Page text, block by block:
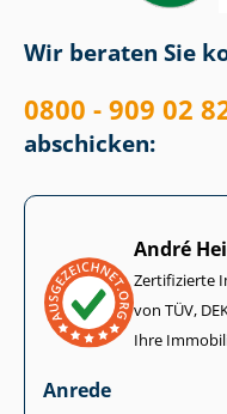
Wir beraten Sie
0800 - 909 02
abschicken:
André
Zertifizierte
von TÜV,
Ihre
Anrede